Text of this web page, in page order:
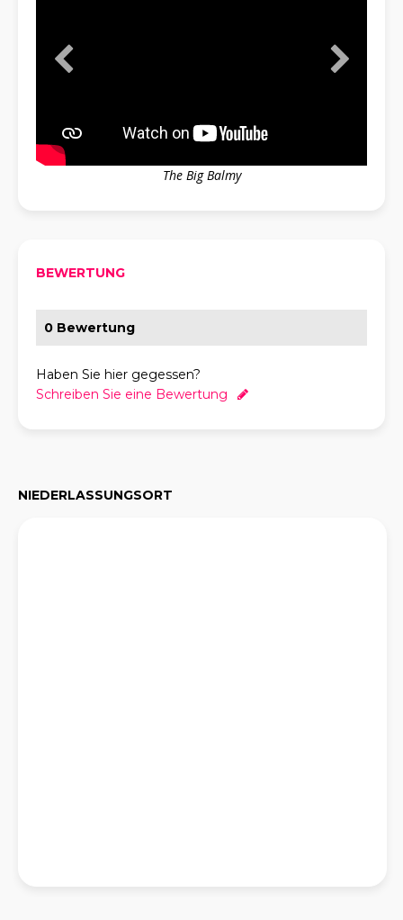
The Big Balmy
BEWERTUNG
0 Bewertung
Haben Sie hier gegessen?
Schreiben Sie eine Bewertung
NIEDERLASSUNGSORT